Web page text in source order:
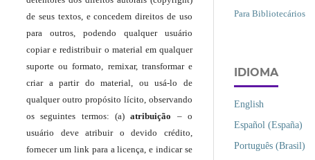
de seus textos, e concedem direitos de uso
para outros, podendo qualquer usuário
copiar e redistribuir o material em qualquer
suporte ou formato, remixar, transformar e
criar a partir do material, ou usá-lo de
qualquer outro propósito lícito, observando
os seguintes termos: (a)atribuição – o
usuário deve atribuir o devido crédito,
fornecer um link para a licença, e indicar se
Para Bibliotecários
IDIOMA
English
Español (España)
Português (Brasil)